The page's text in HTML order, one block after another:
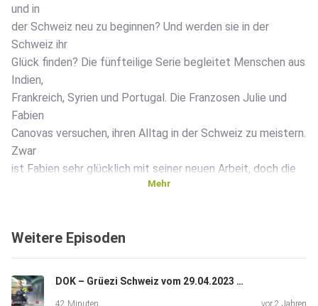
und in
der Schweiz neu zu beginnen? Und werden sie in der
Schweiz ihr
Glück finden? Die fünfteilige Serie begleitet Menschen aus
Indien,
Frankreich, Syrien und Portugal. Die Franzosen Julie und
Fabien
Canovas versuchen, ihren Alltag in der Schweiz zu meistern.
Zwar
ist Fabien sehr glücklich mit seiner neuen Arbeit, doch die
Turbulenzen. Doch beide sind glücklich, ihre Träume
haben und planen bereits das neue Leben zu dritt – in der
Schweiz.
Mehr
Weitere Episoden
DOK – Grüezi Schweiz vom 29.04.2023 (Staffel 1, Folge 1)
42 Minuten vor 2 Jahren